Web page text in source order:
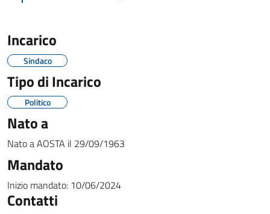
Incarico
Sindaco
Tipo di Incarico
Politico
Nato a
Nato aAOSTA il 29/09/1963
Mandato
Inizio mandato: 10/06/2024
Contatti